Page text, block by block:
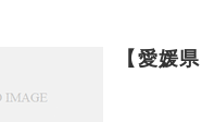
【愛媛